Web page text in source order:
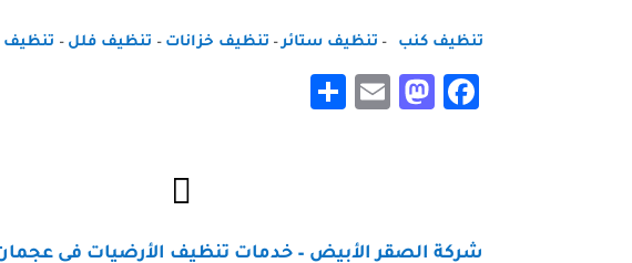
تنظيف كنب – تنظيف ستائر– تنظيف خزانات – تنظيف فلل – تنظيف
Facebook
Mastodon
Email

شركة الصقر الأبيض – خدمات تنظيف الأرضيات في